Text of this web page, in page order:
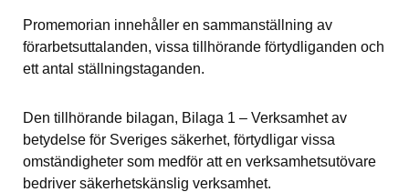
Promemorian innehåller en sammanställning av
förarbetsuttalanden, vissa tillhörande förtydliganden och
ett antal ställningstaganden.
Den tillhörande bilagan, Bilaga 1 – Verksamhet av
betydelse för Sveriges säkerhet, förtydligar vissa
omständigheter som medför att en verksamhetsutövare
bedriver säkerhetskänslig verksamhet.